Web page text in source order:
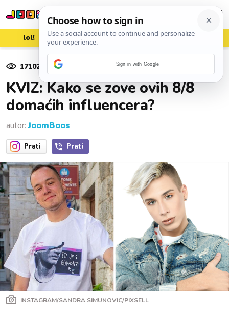
lol! aww vrh! woot?!
17102 pregleda
KVIZ: Kako se zove ovih 8/8
domaćih influencera?
autor:JoomBoos
Prati Prati
INSTAGRAM/SANDRA SIMUNOVIC/PIXSELL
Sign in with Google